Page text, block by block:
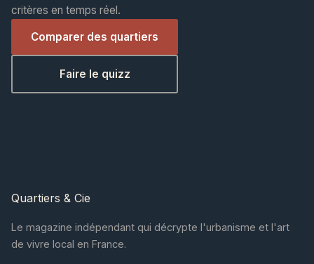
critères en temps réel.
Comparer des quartiers
Faire le quizz
Quartiers & Cie
Le magazine indépendant qui décrypte l'urbanisme et l'art
de vivre local en France.